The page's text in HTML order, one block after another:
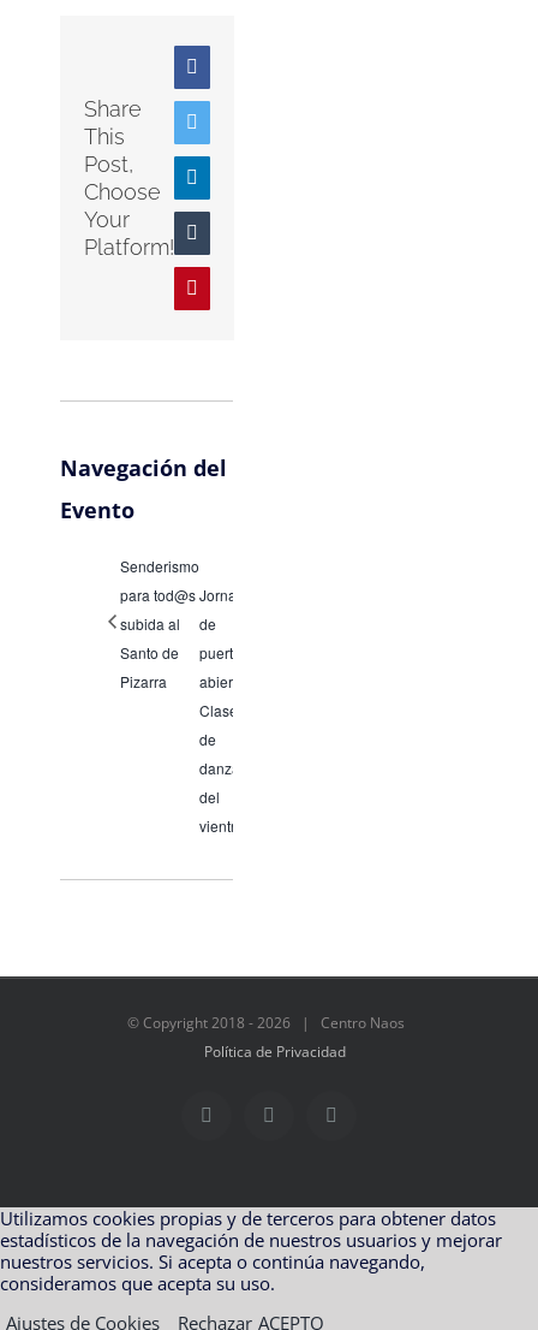
Share
This
Post,
Choose
Your
Platform!
Navegación del
Evento
Senderismo
para tod@s
subida al
Santo de
Pizarra
Jornada
de
puertas
abiertas:
Clases
de
danza
del
vientre
© Copyright 2018 -2026 | Centro Naos
Política de Privacidad
Facebook Twitter
Utilizamos cookies propias y de terceros para obtener datos
estadísticos de la navegación de nuestros usuarios y mejorar
nuestros servicios. Si acepta o continúa navegando,
consideramos que acepta su uso.
Ajustes de Cookies
Rechazar ACEPTO